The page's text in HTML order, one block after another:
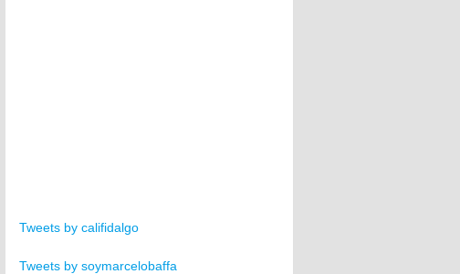
Tweets by califidalgo
Tweets by soymarcelobaffa